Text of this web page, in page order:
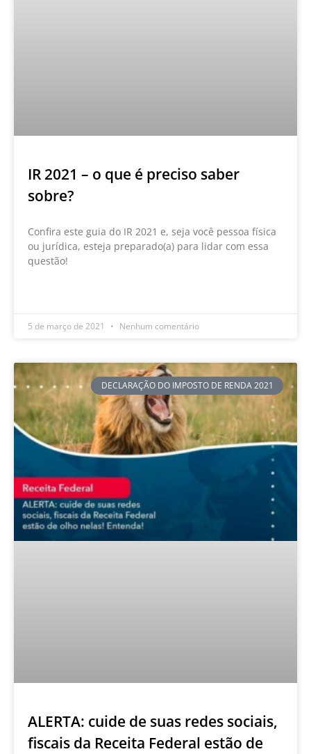
IR 2021 – o que é preciso saber
sobre?
Confira este guia do IR 2021 e, seja você pessoa física
ou jurídica, esteja preparado(a) para lidar com essa
questão!
5 de março de 2021 Nenhum comentário
DECLARAÇÃO DO IMPOSTO DE RENDA 2021
ALERTA: cuide de suas redes sociais,
fiscais da Receita Federal estão de